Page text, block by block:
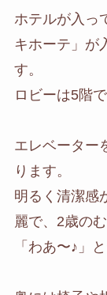
ホテルが入っ
キホーテ」が
す。
ロビーは5階
エレベーター
ります。
明るく清潔感
麗で、2歳の
「わあ〜♪」